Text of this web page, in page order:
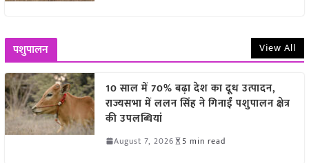
पशुपालन View All
10 साल में 70% बढ़ा देश का दूध उत्पादन,
राज्यसभा में ललन सिंह ने गिनाईं पशुपालन क्षेत्र
की उपलब्धियां
August 7, 2026 5 min read